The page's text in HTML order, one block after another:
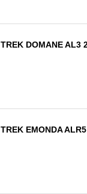
TREK DOMANE AL3
TREK EMONDA